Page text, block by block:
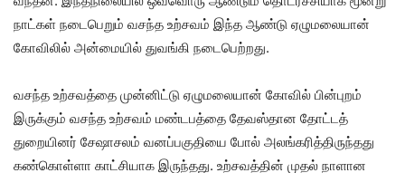
நாட்கள் நடைபெறும் வசந்த உற்சவம் இந்த ஆண்டு ஏழுமலையான்
கோவிலில் அன்மையில் துவங்கி நடைபெற்றது.
வசந்த உற்சவத்தை முன்னிட்டு ஏழுமலையான் கோவில் பின்புறம்
இருக்கும் வசந்த உற்சவம் மண்டபத்தை தேவஸ்தான தோட்டத்
துறையினர் சேஷாசலம் வனப்பகுதியை போல் அலங்கரித்திருந்தது
கண்கொள்ளா காட்சியாக இருந்தது. உற்சவத்தின் முதல் நாளான